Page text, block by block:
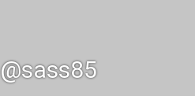
@sass85